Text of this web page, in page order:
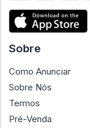
Sobre
Como Anunciar
Sobre Nós
Termos
Pré-Venda